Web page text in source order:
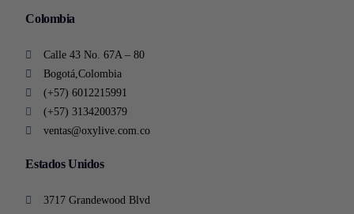
Colombia
Calle 43 No. 67A – 80
Bogotá,Colombia
(+57) 6012215991
(+57) 3134200379
ventas@oxylive.com.co
Estados Unidos
3717 Grandewood Blvd